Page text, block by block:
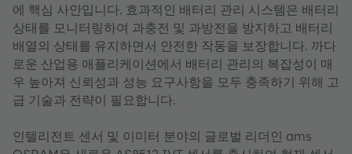
에 핵심 사안입니다. 효과적인 배터리 관리 시스템은 배터리
상태를 모니터링하여 과충전 및 과방전을 방지하고 배터리
배열의 상태를 유지하면서 안전한 작동을 보장합니다. 까다
로운 산업용 애플리케이션에서 배터리 관리의 복잡성이 매
우 높아져 신뢰성과 성능 요구사항을 모두 충족하기 위해 고
급 기술과 전략이 필요합니다.
인텔리전트 센서 및 이미터 분야의 글로벌 리더인 ams